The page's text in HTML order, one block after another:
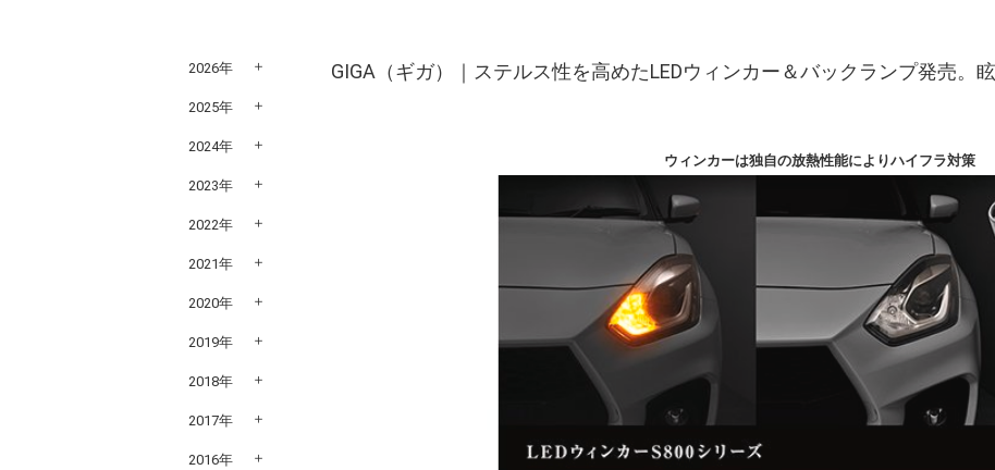
GIGA（ギガ）｜ステルス性を高めたLEDウィンカー＆バックランプ発売。
ウィンカーは独自の放熱性能によりハイフラ対策
2026年
2025年
2024年
2023年
2022年
2021年
2020年
2019年
2018年
2017年
2016年